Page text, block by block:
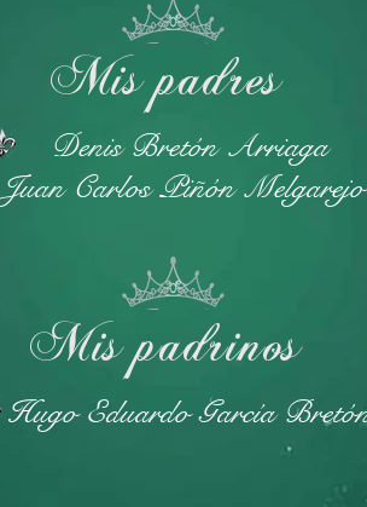
Mis padres
Denis Bretón Arriaga
Juan CarlosPiñón Melgarejo
Mis padrinos
Hugo Eduardo García